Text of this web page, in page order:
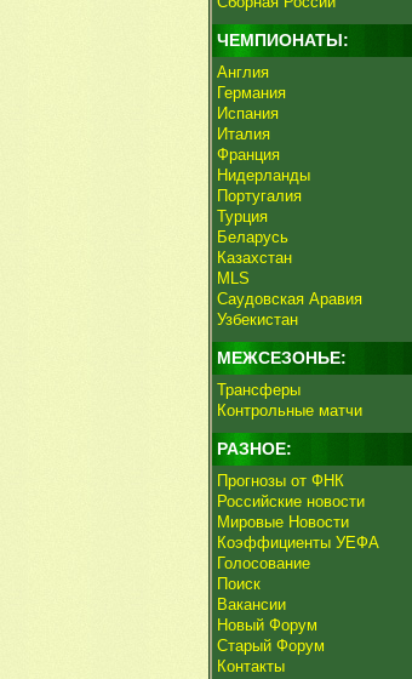
ЧЕМПИОНАТЫ:
Англия
Германия
Испания
Италия
Франция
Нидерланды
Португалия
Турция
Беларусь
Казахстан
MLS
Саудовская Аравия
Узбекистан
МЕЖСЕЗОНЬЕ:
Трансферы
Контрольные матчи
РАЗНОЕ:
Прогнозы от ФНК
Российские новости
Мировые Новости
Коэффициенты УЕФА
Голосование
Поиск
Вакансии
Новый Форум
Старый Форум
Контакты